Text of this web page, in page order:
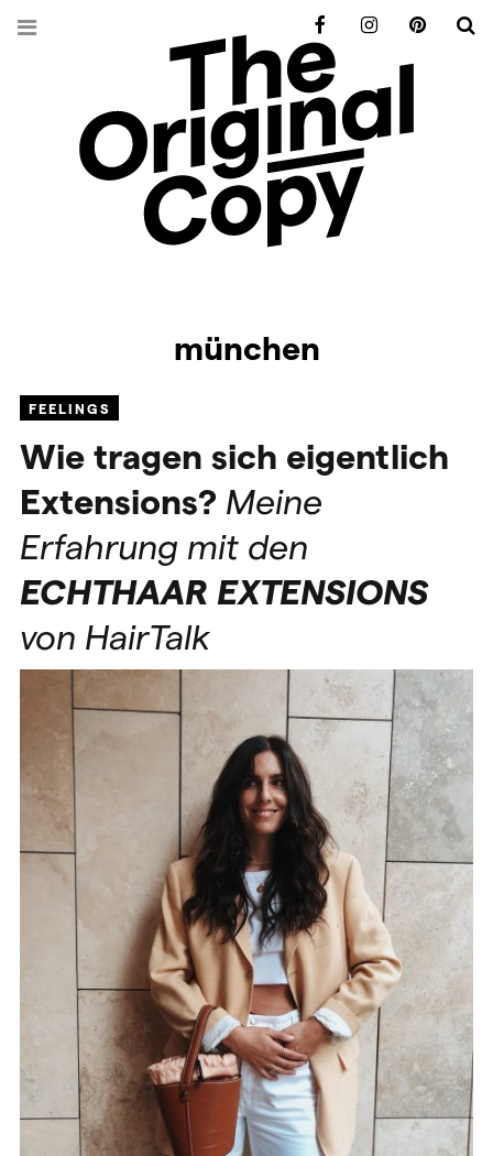
münchen
FEELINGS
Wie tragen sich eigentlich
Extensions? Meine
Erfahrung mit den
ECHTHAAR EXTENSIONS
von HairTalk
FacebookInstagramPinterest